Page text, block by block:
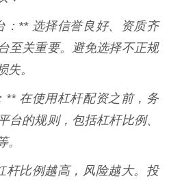
：** 选择信誉良好、资质齐
至关重要。避免选择不正规
。
** 在使用杠杆配资之前，务
台的规则，包括杠杆比例、
杆比例越高，风险越大。投